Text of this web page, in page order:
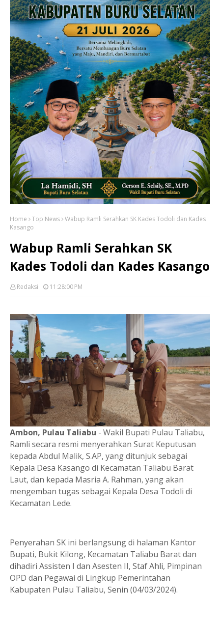
Home Top News Wabup Ramli Serahkan SK Kades Todoli dan Kades
Kasango
Wabup Ramli Serahkan SK
Kades Todoli dan Kades Kasango
Redaksi 11:28:00 PM
Ambon, Pulau Taliabu - Wakil Bupati Pulau Taliabu,
Ramli secara resmi menyerahkan Surat Keputusan
kepada Abdul Malik, S.AP, yang ditunjuk sebagai
Kepala Desa Kasango di Kecamatan Taliabu Barat
Laut, dan kepada Masria A. Rahman, yang akan
mengemban tugas sebagai Kepala Desa Todoli di
Kecamatan Lede.
Penyerahan SK ini berlangsung di halaman Kantor
Bupati, Bukit Kilong, Kecamatan Taliabu Barat dan
dihadiri Assisten I dan Asesten II, Staf Ahli, Pimpinan
OPD dan Pegawai di Lingkup Pemerintahan
Kabupaten Pulau Taliabu, Senin (04/03/2024).